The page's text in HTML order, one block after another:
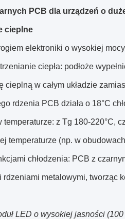
PCB dla urządzeń o
cieplne
elektroniki o wysokiej
ciepła: podłoże
cieplną w całym układzie
rdzenia PCB działa o 18°C
temperaturze: z Tg 180-220°C,
temperaturze (np. w
chłodzenia: PCB z
rdzeniami metalowymi, tworząc
LED o wysokiej jasności